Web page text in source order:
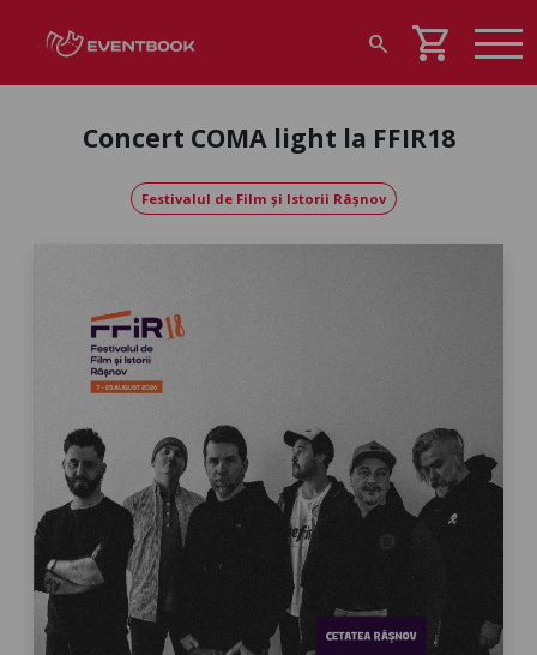
search shopping_cart
Concert COMA light la FFIR18
Festivalul de Film și Istorii Râșnov